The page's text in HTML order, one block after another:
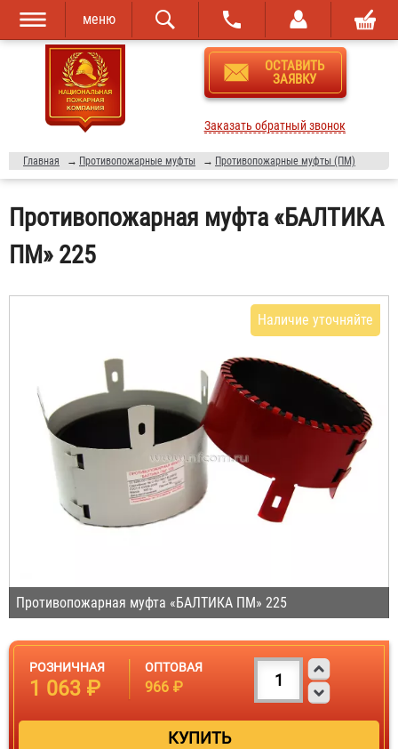
Перейти к
основному
содержанию
Skip to
navigation
меню
ОСТАВИТЬ
ЗАЯВКУ
Заказать обратный звонок
Главная → Противопожарные муфты → Противопожарные муфты (ПМ)
Противопожарная муфта «БАЛТИКА
ПМ» 225
Противопожарная муфта «БАЛТИКА ПМ» 225
Наличие уточняйте
РОЗНИЧНАЯ
1 063 ₽
ОПТОВАЯ
966 ₽